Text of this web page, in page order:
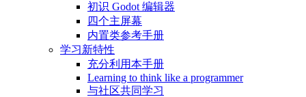
初识 Godot 编辑器
四个主屏幕
内置类参考手册
学习新特性
充分利用本手册
Learning to think like a programmer
与社区共同学习